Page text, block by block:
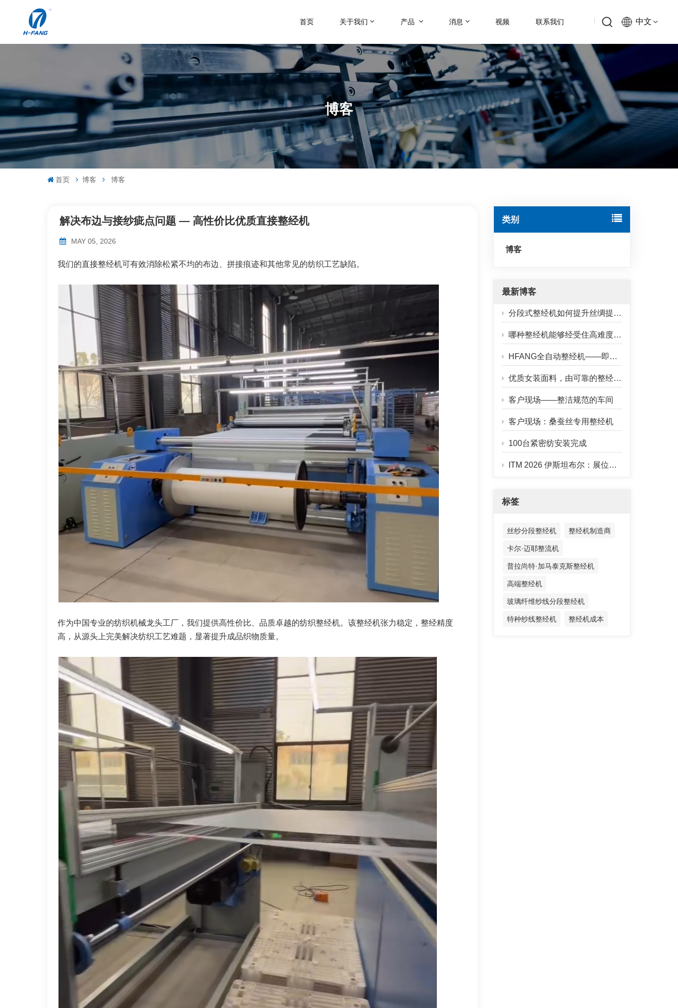
首页 关于我们 产品 消息 视频 联系我们 中文
English
Русский
Español
中文
博客
首页 博客 博客
类别
博客
最新博客
分段式整经机如何提升丝绸提花织物的质量？
哪种整经机能够经受住高难度玻璃纤维纱线加工的考验？
HFANG全自动整经机——即将运往客户工厂
优质女装面料，由可靠的整经机驱动
客户现场——整洁规范的车间
客户现场：桑蚕丝专用整经机
100台紧密纺安装完成
ITM 2026 伊斯坦布尔：展位搭建完成，928B 整经机已到位
标签
丝纱分段整经机 整经机制造商
卡尔·迈耶整流机
普拉尚特·加马泰克斯整经机
高端整经机
玻璃纤维纱线分段整经机
特种纱线整经机 整经机成本
解决布边与接纱疵点问题 — 高性价比优质直接整经机
MAY 05, 2026
我们的直接整经机可有效消除松紧不均的布边、拼接痕迹和其他常见的纺织工艺缺陷。
作为中国专业的纺织机械龙头工厂，我们提供高性价比、品质卓越的纺织整经机。该整经机张力稳定，整经精度
高，从源头上完美解决纺织工艺难题，显著提升成品织物质量。